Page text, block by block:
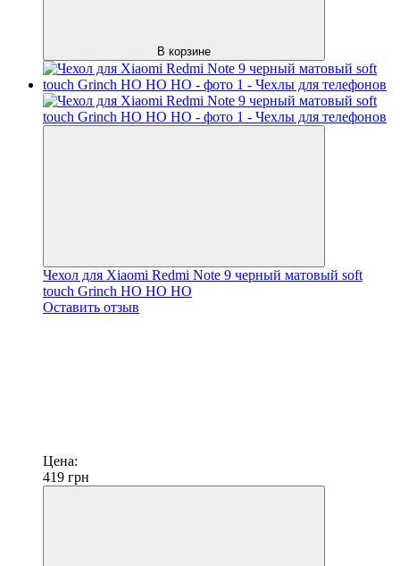
В корзине
Чехол для Xiaomi Redmi Note 9 черный матовый soft
touch Grinch HO HO HO
Оставить отзыв
Цена:
419 грн